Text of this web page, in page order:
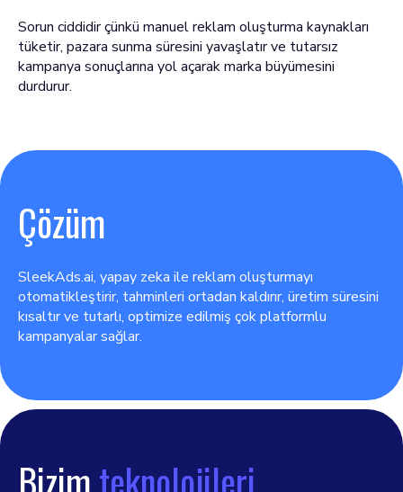
Sorun ciddidir çünkü manuel reklam oluşturma kaynakları
tüketir, pazara sunma süresini yavaşlatır ve tutarsız
kampanya sonuçlarına yol açarak marka büyümesini
durdurur.
Çözüm
SleekAds.ai, yapay zeka ile reklam oluşturmayı
otomatikleştirir, tahminleri ortadan kaldırır, üretim süresini
kısaltır ve tutarlı, optimize edilmiş çok platformlu
kampanyalar sağlar.
Bizimteknolojileri